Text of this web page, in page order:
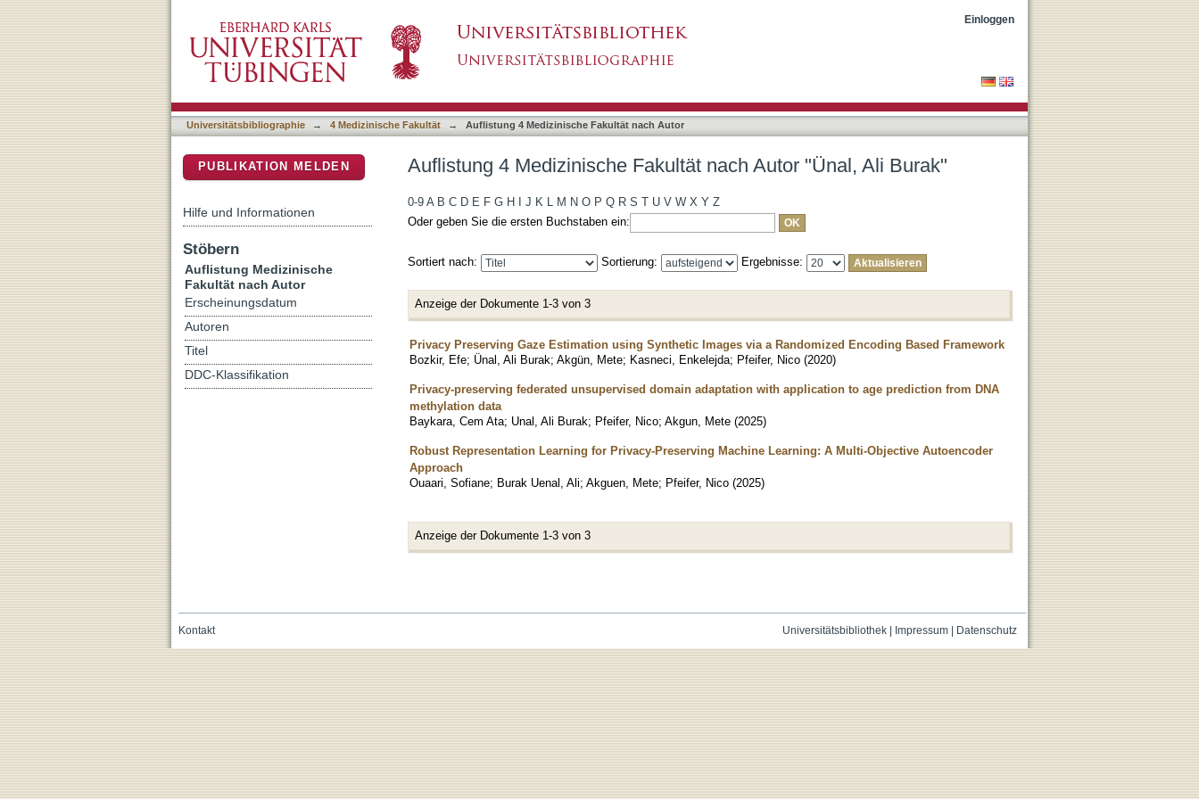
Einloggen
Universitätsbibliographie → 4 Medizinische Fakultät → Auflistung 4 Medizinische Fakultät nach Autor
Auflistung 4 Medizinische Fakultät nach Autor "Ünal, Ali Burak"
0-9 A B C D E F G H J K L M N O P Q R S T U V W X Y Z
Oder geben Sie die ersten Buchstaben ein:
Sortiert nach: Sortierung: Ergebnisse:
Anzeige der Dokumente 1-3 von 3
Privacy Preserving Gaze Estimation using Synthetic Images via a Randomized Encoding Based Framework
Bozkir, Efe; Ünal, Ali Burak; Akgün, Mete; Kasneci, Enkelejda; Pfeifer, Nico (2020)
Privacy-preserving federated unsupervised domain adaptation with application to age prediction from DNA
methylation data
Baykara, Cem Ata; Unal, Ali Burak; Pfeifer, Nico; Akgun, Mete (2025)
Robust Representation Learning for Privacy-Preserving Machine Learning: A Multi-Objective Autoencoder
Approach
Ouaari, Sofiane; Burak Uenal, Ali; Akguen, Mete; Pfeifer, Nico (2025)
Anzeige der Dokumente 1-3 von 3
PUBLIKATION MELDEN
Hilfe und Informationen
Stöbern
Auflistung Medizinische
Fakultät nach Autor
Erscheinungsdatum
Autoren
Titel
DDC-Klassifikation
Universitätsbibliothek| Impressum| Datenschutz
Kontakt